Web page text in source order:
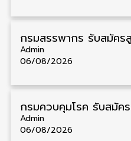
Admin
06/08/2026
Admin
06/08/2026